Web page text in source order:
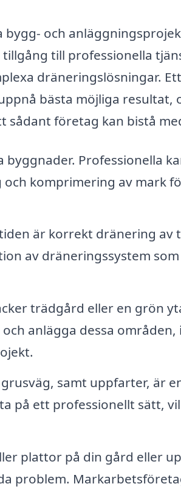
och
till professionella
dräneringslösningar.
bästa möjliga resultat,
sådant företag kan bistå
byggnader. Professionella
komprimering av mark
är korrekt dränering av
av dräneringssystem
trädgård eller en grön
anlägga dessa områden,
samt uppfarter, är
på ett professionellt sätt,
plattor på din gård eller
problem.